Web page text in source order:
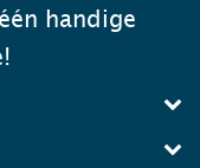
handige